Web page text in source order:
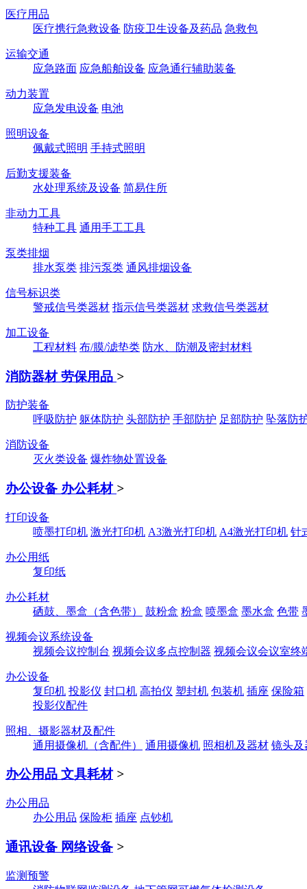
医疗用品
医疗携行急救设备 防疫卫生设备及药品 急救包
运输交通
应急路面 应急船舶设备 应急通行辅助装备
动力装置
应急发电设备 电池
照明设备
佩戴式照明 手持式照明
后勤支援装备
水处理系统及设备 简易住所
非动力工具
特种工具 通用手工工具
泵类排烟
排水泵类 排污泵类 通风排烟设备
信号标识类
警戒信号类器材 指示信号类器材 求救信号类器材
加工设备
工程材料 布/膜/滤垫类 防水、防潮及密封材料
消防器材 劳保用品 >
防护装备
呼吸防护 躯体防护 头部防护 手部防护 足部防护 坠落防
消防设备
灭火类设备 爆炸物处置设备
办公设备 办公耗材 >
打印设备
喷墨打印机 激光打印机 A3激光打印机 A4激光打印机 针
办公用纸
复印纸
办公耗材
硒鼓、墨盒（含色带）
鼓粉盒 粉盒 喷墨盒 墨水盒 色带
视频会议系统设备
视频会议控制台 视频会议多点控制器 视频会议会议室终
办公设备
复印机 投影仪 封口机 高拍仪 塑封机 包装机 插座 保险箱
投影仪配件
照相、摄影器材及配件
通用摄像机（含配件）
通用摄像机 照相机及器材 镜头及
办公用品 文具耗材 >
办公用品
办公用品 保险柜 插座 点钞机
通讯设备 网络设备 >
监测预警